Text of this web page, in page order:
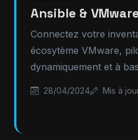
Ansible &
Connectez votre
écosytème VMware,
dynamiquement et à
28/04/2024
Mis à